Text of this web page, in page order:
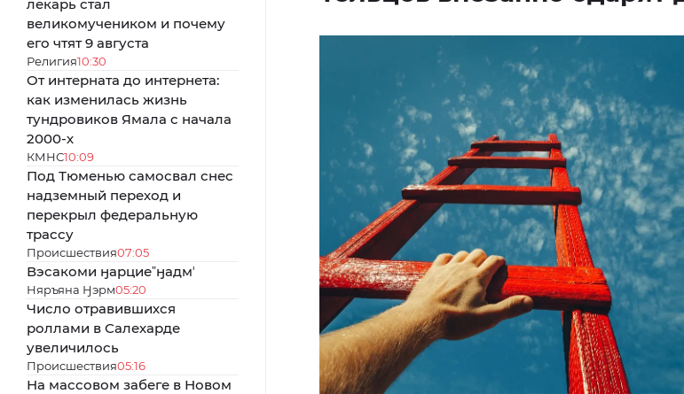
лекарь стал
великомучеником и почему
его чтят 9 августа
Религия10:30
От интерната до интернета:
как изменилась жизнь
тундровиков Ямала с начала
2000-х
КМНС10:09
Под Тюменью самосвал снес
надземный переход и
перекрыл федеральную
трассу
Происшествия07:05
Вэсакоми ӈарциеˮӈадмʼ
Няръяна Ӈэрм05:20
Число отравившихся
роллами в Салехарде
увеличилось
Происшествия05:16
На массовом забеге в Новом